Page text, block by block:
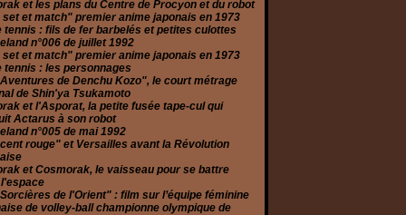
et les plans du Centre de Procyon et du robot
set et match" premier anime japonais en 1973
tennis : fils de fer barbelés et petites culottes
n°006 de juillet 1992
set et match" premier anime japonais en 1973
tennis : les personnages
de Denchu Kozo", le court métrage
de Shin'ya Tsukamoto
et l'Asporat, la petite fusée tape-cul qui
Actarus à son robot
n°005 de mai 1992
rouge" et Versailles avant la Révolution
et Cosmorak, le vaisseau pour se battre
de l'Orient" : film sur l’équipe féminine
de volley-ball championne olympique de